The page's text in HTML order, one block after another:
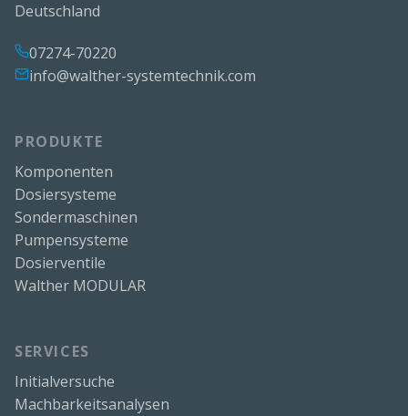
Deutschland
07274-70220
info@walther-systemtechnik.com
PRODUKTE
Komponenten
Dosiersysteme
Sondermaschinen
Pumpensysteme
Dosierventile
Walther MODULAR
SERVICES
Initialversuche
Machbarkeitsanalysen